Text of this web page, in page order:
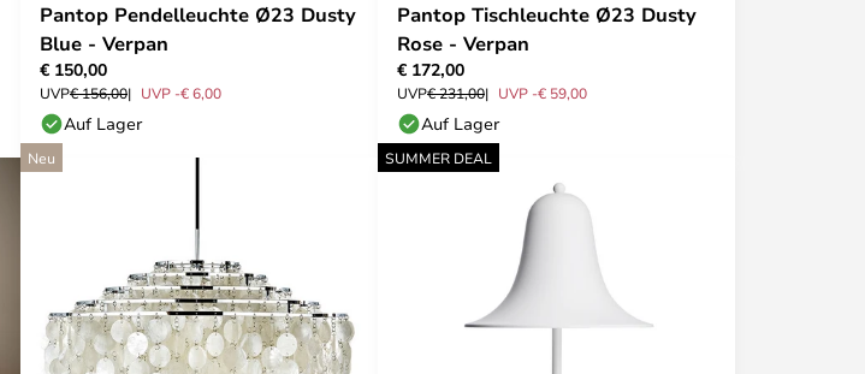
Pantop Pendelleuchte Ø23 Dusty
Blue - Verpan
€ 150,00
UVP€ 156,00 UVP -€ 6,00
Auf Lager
Pantop Tischleuchte Ø23 Dusty
Rose - Verpan
€ 172,00
UVP€ 231,00 UVP -€ 59,00
Auf Lager
Neu SUMMER DEAL